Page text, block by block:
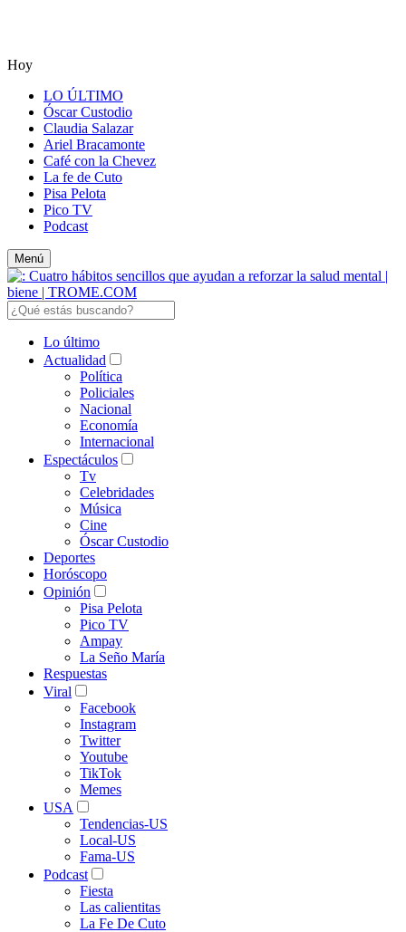
Hoy
LO ÚLTIMO
Óscar Custodio
Claudia Salazar
Ariel Bracamonte
Café con la Chevez
La fe de Cuto
Pisa Pelota
Pico TV
Podcast
Menú
Lo último
Actualidad
Política
Policiales
Nacional
Economía
Internacional
Espectáculos
Tv
Celebridades
Música
Cine
Óscar Custodio
Deportes
Horóscopo
Opinión
Pisa Pelota
Pico TV
Ampay
La Seño María
Respuestas
Viral
Facebook
Instagram
Twitter
Youtube
TikTok
Memes
USA
Tendencias-US
Local-US
Fama-US
Podcast
Fiesta
Las calientitas
La Fe De Cuto